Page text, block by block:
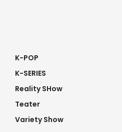
K-POP
K-SERIES
Reality SHow
Teater
Variety Show